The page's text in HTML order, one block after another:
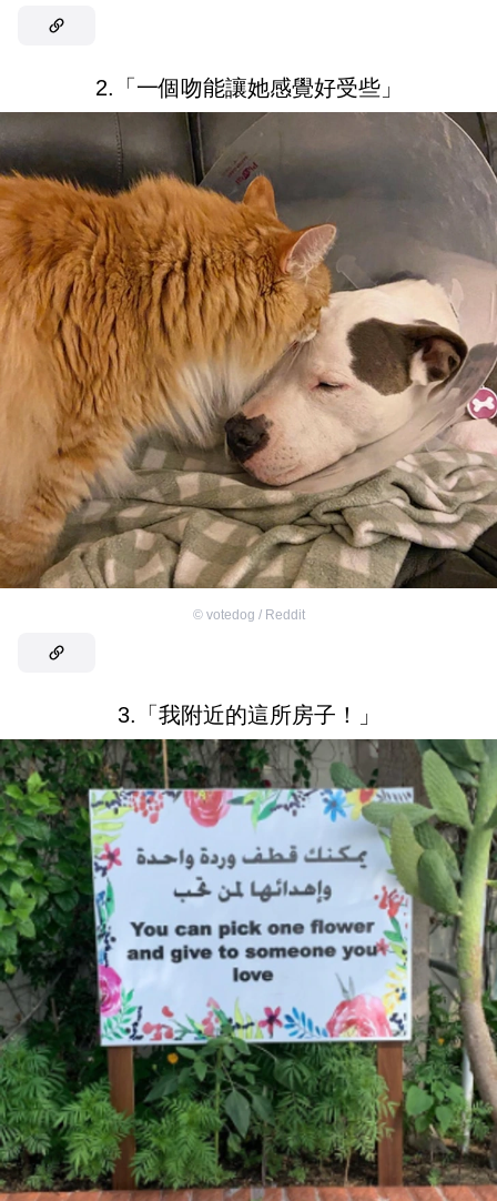
2.「一個吻能讓她感覺好受些」
© votedog / Reddit
3.「我附近的這所房子！」